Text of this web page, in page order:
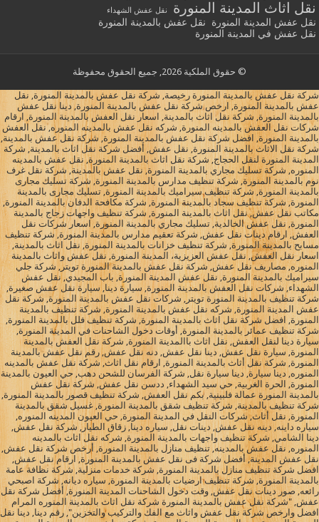
نقل اثاث المدينة المنورة نقل عفش الشهداء
نقل عفش المدينة المنورة
نقل عفش بالمدينة المنورة
نقل عفش في المدينة المنورة
© حقوق الملكية 2026, جميع الحقوق محفوظة
شركة نقل عفش بالمدينة المنورة رخيصة, شركة نقل عفش بالمدينة المنورة, نقل
عفش بالمدينة المنورة, ارخص شركة نقل عفش بالمدينة المنورة, دينا نقل عفش
بالمدينة المنورة, شركة نقل اثاث بالمدينة, اسعار نقل العفش بالمدينة المنورة, ارقام
شركات نقل العفش بالمدينه المنورة, شركه نقل عفش بالمدينه المنوره, نقل العفش
بالمدينة المنورة, افضل شركة نقل عفش بالمدينة المنورة, شركة نقل عفش بالمدينة,
شركة نقل الاثاث بالمدينة المنورة, نقل عفش, أفضل شركة نقل اثاث بالمدينة, شركة
المدينة المنورة لنقل الحجاج, شركة نقل اثاث بالمدينة المنورة, نقل عفش بالمدينه
المنوره, شركة تسليك مجاري بالمدينة المنورة, نقل عفش بالمدينة, شركة نقل غرف
نوم بالمدينة المنورة, شركة تنظيف مدارس بالمدينة المنورة, شركة تسليك مجارى
بالمدينة المنورة, شركة تنظيف سيراميك بالمدينة المنورة, تسليك مجارى بالمدينة
المنورة, شركة تنظيف سجاد بالمدينة المنورة, شركة مكافحة الدفان بالمدينة المنورة,
مكاتب نقل عفش, نقل اثاث بالمدينة المنورة, شركة تنظيف واجهات زجاج بالمدينة
المنورة, نقل عفش الخالدية, تسليك مجاري بالمدينة المنورة, اسعار شركات نقل
العفش, ارقام دينات نقل عفش, شركة تعقيم مدارس بالمدينة المنورة, شركة تنظيف
مسابح بالمدينة المنورة, شركة تنظيف خزانات بالمدينة المنورة, نقل اثاث بالمدينة,
اسعار نقل العفش, نقل عفش العزيزية، المدينة المنورة, نقل عفش واثاث بالمدينة
المنوره, مصاريف نقل عفش, شركة نقل عفش بالمدينة المنورة تويتر, شركة جلي
سيراميك بالمدينة المنورة, نقل عفش المدينة المنورة, باب المجيدي, نقل عفش
الشهداء, شركات نقل العفش بالمدينة المنورة, سيارة دينا, سيارة نقل عفش صغيرة,
شركة تنظيف بالمدينة المنورة تويتر, شركات نقل عفش بالمدينة المنورة, شركة نقل
عفش المدينة المنورة, شركه نقل عفش بالمدينة المنورة, شركة تنظيف بالمدينة
المنورة, افضل شركة نقل اثاث بالمدينة المنورة, شركة تنظيف فلل بالمدينة المنورة,
شركة تنظيف عمائر بالمدينة المنورة, أوقات دخول الشاحنات في المدينة المنورة,
سيارة دينا لنقل العفش, نقل اثاث باالمدينة المنورة, شركة نقل العفش بالمدينة
المنورة, سيارة نقل عفش, دينا نقل عفش, دنه نقل عفش, رقم نقل عفش بالمدينة
المنورة, شركة نقل أثاث بالمدينة المنورة, ارقام نقل اثاث, شركة نقل عفش بالمدينه
المنوره, دينا سيارة, دينا سيارة نقل, شركة الفرسان للشحن دهب, حي العيون بالمدينة
المنورة, الحرة الغربية, حي سيد الشهداء, ددسن نقل عفش, شركة نقل عفش
بالمدينة المنورة عمالة فلبينية, بكم نقل العفش, شركة تنظيف قصور بالمدينة المنورة,
شركة تنظيف بالمدينة, شركة تنظيف شقق بالمدينة المنورة, غسيل شقق بالمدينة
المنورة, نقل أثاث, شركات النقل في المدينة المنورة, حي العيون المدينه المنوره,
سياره داينه, دينه نقل عفش, دينات نقل, سياره دينا, زقاق الطيار, شركة نقل عفش,
دينا الشامي, شركة تنظيف واجهات بالمدينة المنورة, شركه نقل اثاث بالمدينه
المنوره, نقل عفش بالمدينه, تنظيف منازل بالمدينة المنورة, أرخص شركة نقل عفش,
نقل عفش المدينة, أفضل شركة فى نقل عفش بالمدينة المنورة, ارقام نقل عفش,
افضل شركة تنظيف منازل بالمدينة المنورة, شركة خدمات منزلية, شركة نظافة عامة
بالمدينة المنورة, شركة تنظيف ارضيات بالمدينة المنورة, سياره ديانه, شركة اصبحي
رائعه, صور دينات نقل عفش, وقت دخول الشاحنات المدينة المنورة, أفضل شركة نقل
عفش, "شركة نقل عفش بالمدينة المنورة شركة نقل اثاث بالمدينة المنوره المرام
افضل وارخص شركة نقل عفش واثاث مع الفك والتركيب والتخزين", رقم دينا, دينا نقل